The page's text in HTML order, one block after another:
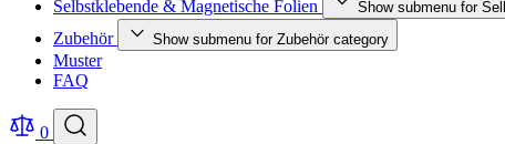
Selbstklebende & Magnetische Folien
Show submenu for
Zubehör Show submenu for Zubehör category
Muster
FAQ
0